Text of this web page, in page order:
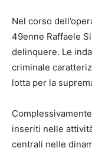
Nel corso
49enne Raffaele
delinquere. Le
criminale
lotta per la
inseriti nelle
centrali nelle